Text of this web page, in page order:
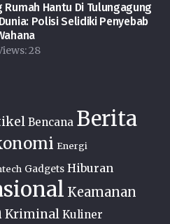
Rumah Hantu Di Tulungagung
Polisi Selidiki Penyebab
28
Bencana Berita
Energi
Gadgets Hiburan
Keamanan
Kriminal Kuliner